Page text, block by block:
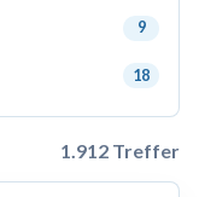
9
18
1.912 Treffer